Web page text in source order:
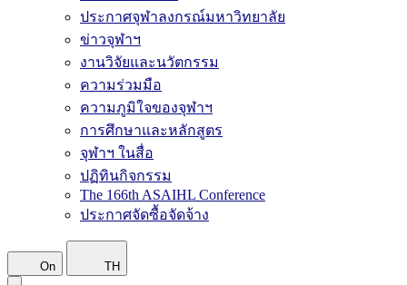
ประกาศจุฬาลงกรณ์มหาวิทยาลัย
ข่าวจุฬาฯ
งานวิจัยและนวัตกรรม
ความร่วมมือ
ความภูมิใจของจุฬาฯ
การศึกษาและหลักสูตร
จุฬาฯ ในสื่อ
ปฏิทินกิจกรรม
The 166th ASAIHL Conference
ประกาศจัดซื้อจัดจ้าง
On TH